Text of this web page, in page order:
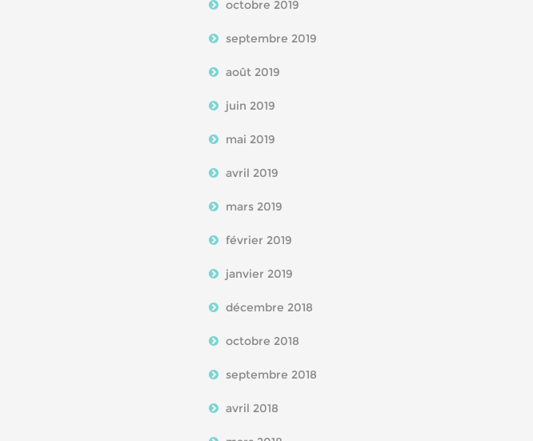
octobre 2019
septembre 2019
août 2019
juin 2019
mai 2019
avril 2019
mars 2019
février 2019
janvier 2019
décembre 2018
octobre 2018
septembre 2018
avril 2018